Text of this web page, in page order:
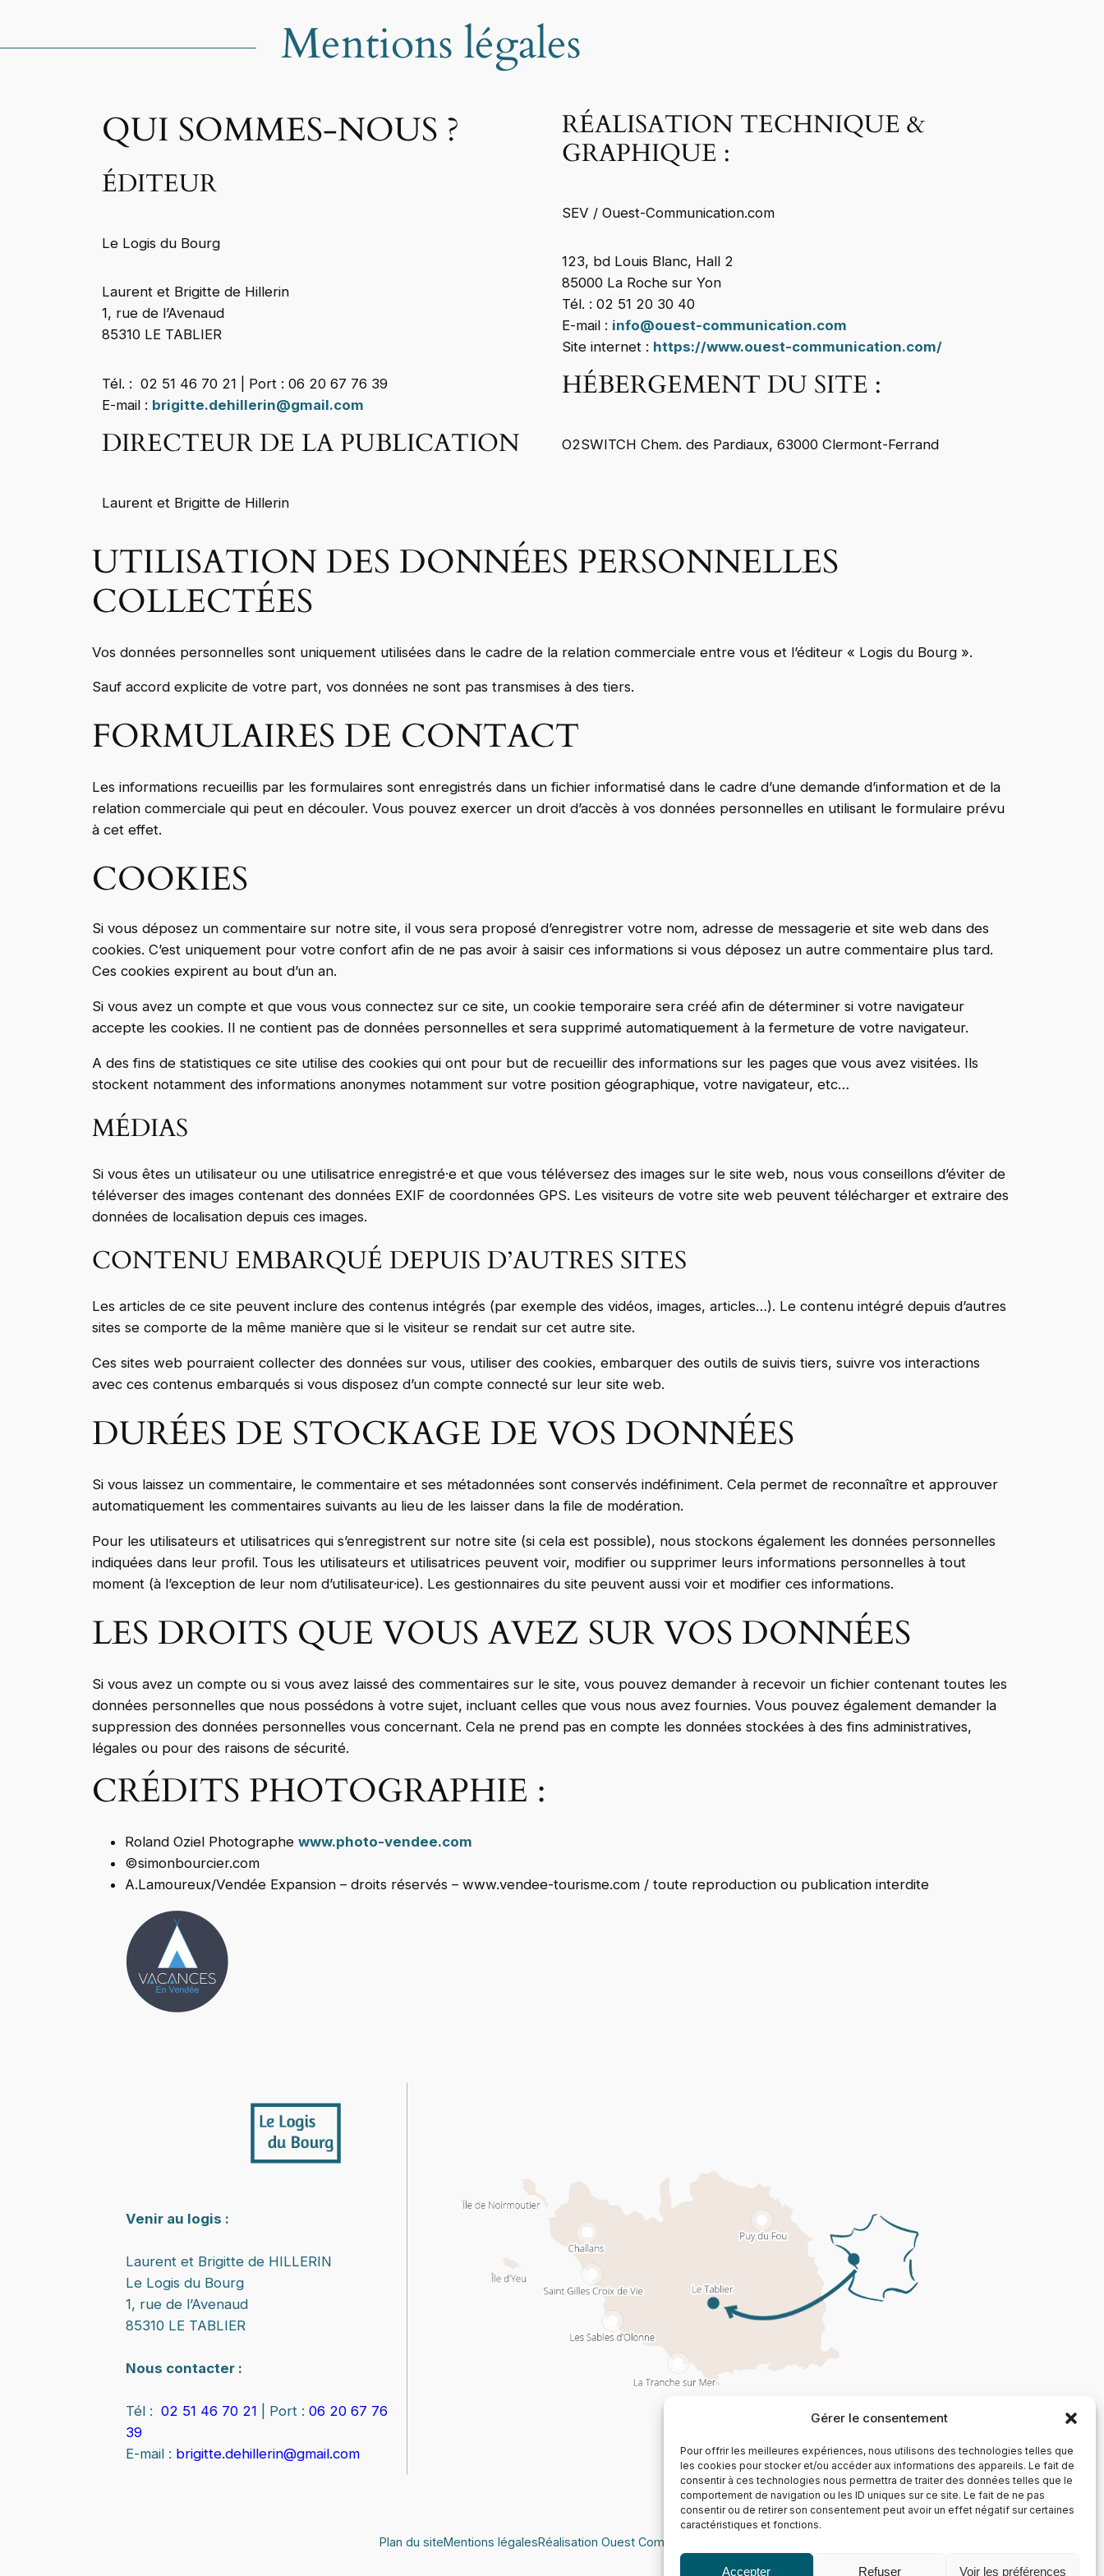
Gérer le consentement
Pour offrir les meilleures expériences, nous utilisons des technologies telles que
les cookies pour stocker et/ou accéder aux informations des appareils. Le fait de
consentir à ces technologies nous permettra de traiter des données telles que le
comportement de navigation ou les ID uniques sur ce site. Le fait de ne pas
consentir ou de retirer son consentement peut avoir un effet négatif sur certaines
caractéristiques et fonctions.
Accepter Refuser Voir les préférences
Mentions légales
QUI SOMMES-NOUS ?
ÉDITEUR
Le Logis du Bourg
Laurent et Brigitte de Hillerin
1, rue de l’Avenaud
85310 LE TABLIER
Tél. : 02 51 46 70 21 | Port : 06 20 67 76 39
E-mail : brigitte.dehillerin@gmail.com
DIRECTEUR DE LA PUBLICATION
Laurent et Brigitte de Hillerin
RÉALISATION TECHNIQUE &
GRAPHIQUE :
SEV / Ouest-Communication.com
123, bd Louis Blanc, Hall 2
85000 La Roche sur Yon
Tél. : 02 51 20 30 40
E-mail : info@ouest-communication.com
Site internet : https://www.ouest-communication.com/
HÉBERGEMENT DU SITE :
O2SWITCH Chem. des Pardiaux, 63000 Clermont-Ferrand
UTILISATION DES DONNÉES PERSONNELLES
COLLECTÉES
Vos données personnelles sont uniquement utilisées dans le cadre de la relation commerciale entre vous et l’éditeur « Logis du Bourg ».
Sauf accord explicite de votre part, vos données ne sont pas transmises à des tiers.
FORMULAIRES DE CONTACT
Les informations recueillis par les formulaires sont enregistrés dans un fichier informatisé dans le cadre d’une demande d’information et de la
relation commerciale qui peut en découler. Vous pouvez exercer un droit d’accès à vos données personnelles en utilisant le formulaire prévu
à cet effet.
COOKIES
Si vous déposez un commentaire sur notre site, il vous sera proposé d’enregistrer votre nom, adresse de messagerie et site web dans des
cookies. C’est uniquement pour votre confort afin de ne pas avoir à saisir ces informations si vous déposez un autre commentaire plus tard.
Ces cookies expirent au bout d’un an.
Si vous avez un compte et que vous vous connectez sur ce site, un cookie temporaire sera créé afin de déterminer si votre navigateur
accepte les cookies. Il ne contient pas de données personnelles et sera supprimé automatiquement à la fermeture de votre navigateur.
A des fins de statistiques ce site utilise des cookies qui ont pour but de recueillir des informations sur les pages que vous avez visitées. Ils
stockent notamment des informations anonymes notamment sur votre position géographique, votre navigateur, etc…
MÉDIAS
Si vous êtes un utilisateur ou une utilisatrice enregistré·e et que vous téléversez des images sur le site web, nous vous conseillons d’éviter de
téléverser des images contenant des données EXIF de coordonnées GPS. Les visiteurs de votre site web peuvent télécharger et extraire des
données de localisation depuis ces images.
CONTENU EMBARQUÉ DEPUIS D’AUTRES SITES
Les articles de ce site peuvent inclure des contenus intégrés (par exemple des vidéos, images, articles…). Le contenu intégré depuis d’autres
sites se comporte de la même manière que si le visiteur se rendait sur cet autre site.
Ces sites web pourraient collecter des données sur vous, utiliser des cookies, embarquer des outils de suivis tiers, suivre vos interactions
avec ces contenus embarqués si vous disposez d’un compte connecté sur leur site web.
DURÉES DE STOCKAGE DE VOS DONNÉES
Si vous laissez un commentaire, le commentaire et ses métadonnées sont conservés indéfiniment. Cela permet de reconnaître et approuver
automatiquement les commentaires suivants au lieu de les laisser dans la file de modération.
Pour les utilisateurs et utilisatrices qui s’enregistrent sur notre site (si cela est possible), nous stockons également les données personnelles
indiquées dans leur profil. Tous les utilisateurs et utilisatrices peuvent voir, modifier ou supprimer leurs informations personnelles à tout
moment (à l’exception de leur nom d’utilisateur·ice). Les gestionnaires du site peuvent aussi voir et modifier ces informations.
LES DROITS QUE VOUS AVEZ SUR VOS DONNÉES
Si vous avez un compte ou si vous avez laissé des commentaires sur le site, vous pouvez demander à recevoir un fichier contenant toutes les
données personnelles que nous possédons à votre sujet, incluant celles que vous nous avez fournies. Vous pouvez également demander la
suppression des données personnelles vous concernant. Cela ne prend pas en compte les données stockées à des fins administratives,
légales ou pour des raisons de sécurité.
CRÉDITS PHOTOGRAPHIE :
Roland Oziel Photographe www.photo-vendee.com
©simonbourcier.com
A.Lamoureux/Vendée Expansion – droits réservés – www.vendee-tourisme.com / toute reproduction ou publication interdite
Venir au logis :
Laurent et Brigitte de HILLERIN
Le Logis du Bourg
1, rue de l’Avenaud
85310 LE TABLIER
Nous contacter :
Tél : 02 51 46 70 21 | Port : 06 20 67 76
39
E-mail : brigitte.dehillerin@gmail.com
Plan du siteMentions légalesRéalisation Ouest Communication